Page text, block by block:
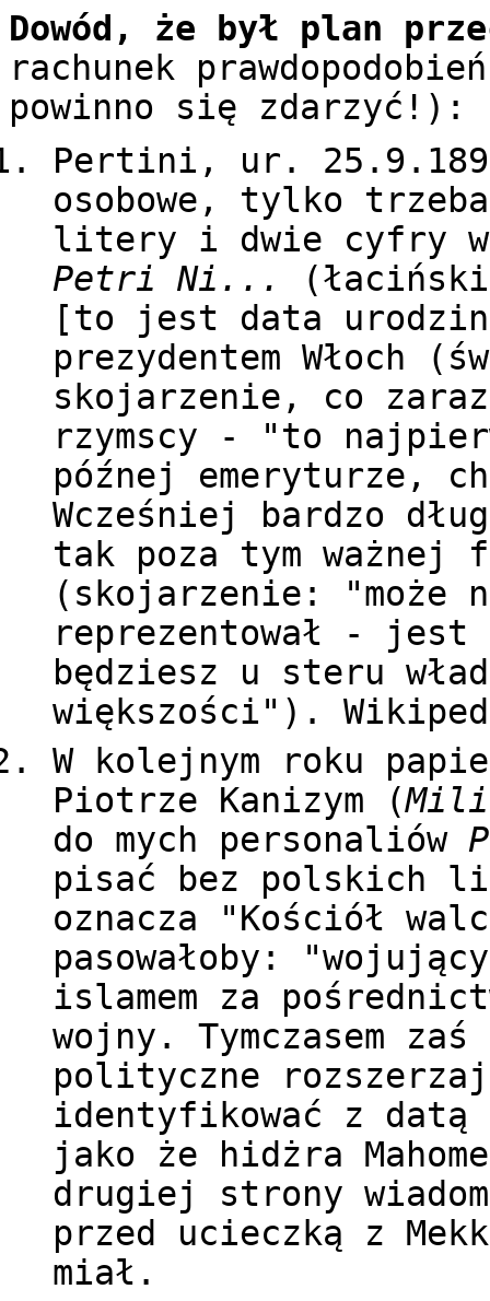
Dowód, że był plan
rachunek
powinno się zdarzyć!):
Pertini, ur.
osobowe, tylko
litery i dwie cyfry w
Petri Ni...
[to jest data
prezydentem Włoch
skojarzenie, co
rzymscy - "to
późnej emeryturze,
Wcześniej bardzo
tak poza tym ważnej
(skojarzenie: "może
reprezentował -
będziesz u steru
większości").
W kolejnym roku
Piotrze Kanizym (
do mych personaliów
pisać bez polskich
oznacza "Kościół
pasowałoby:
islamem za
wojny. Tymczasem
polityczne
identyfikować z
jako że hidżra
drugiej strony
przed ucieczką z
miał.